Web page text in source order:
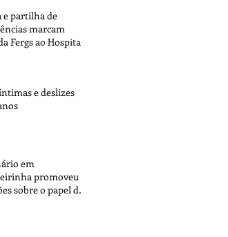
e partilha de
marcam
Fergs ao Hospital
e deslizes
em
promoveu
sobre o papel dos